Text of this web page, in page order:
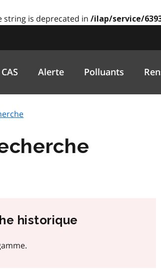
string is deprecated in /ilap/service/
CAS Alerte Polluants
historique